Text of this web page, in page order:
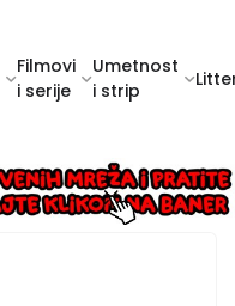
Filmovi
i serije
Umetnost
i strip